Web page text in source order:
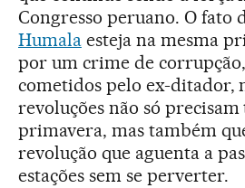
Congresso peruano. O fato
Humalaesteja na mesma
por um crime de
cometidos pelo ex-ditador,
revoluções não só
primavera, mas também
revolução que aguenta a
estações sem se perverter.